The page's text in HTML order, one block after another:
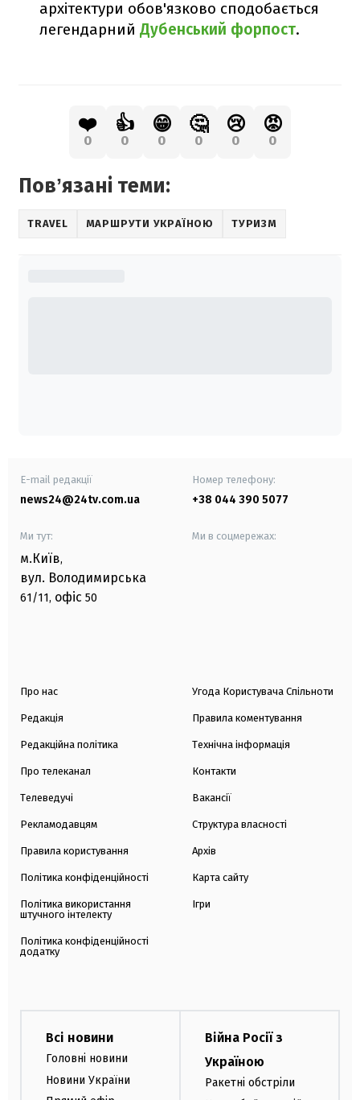
архітектури обов'язково сподобається
легендарнийДубенський форпост.
❤️
0
👍
0
😁
0
🤔
0
😢
0
😡
0
Повʼязані теми:
TRAVEL МАРШРУТИ УКРАЇНОЮ ТУРИЗМ
E-mail редакції
news24@24tv.com.ua
Номер телефону:
+38 044 390 5077
Ми тут:
м.Київ,
вул. Володимирська
61/11, офіс 50
Ми в соцмережах:
Про нас
Редакція
Редакційна політика
Про телеканал
Телеведучі
Рекламодавцям
Правила користування
Політика конфіденційності
Політика використання
штучного інтелекту
Політика конфіденційності
додатку
Угода Користувача Спільноти
Правила коментування
Технічна інформація
Контакти
Вакансії
Структура власності
Архів
Карта сайту
Ігри
Всі новини
Головні новини
Новини України
Війна Росії з
Україною
Ракетні обстріли